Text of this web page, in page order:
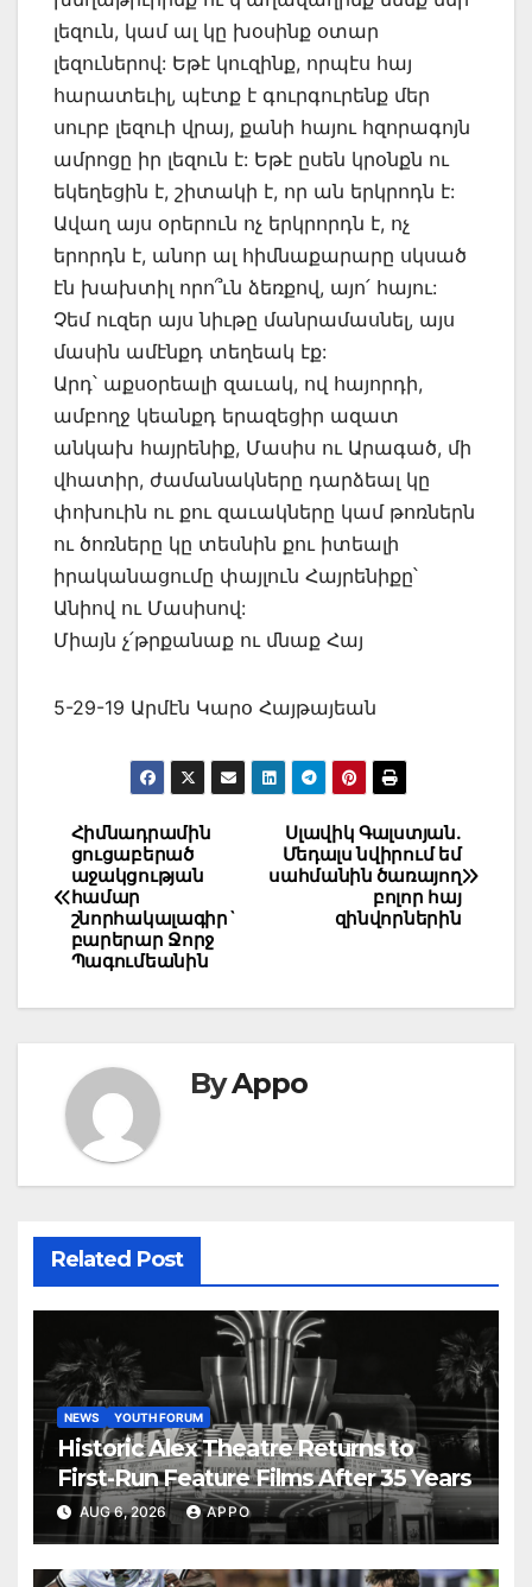
լեզուն, կամ ալ կը խօսինք օտար
լեզուներով: Եթէ կուզինք, որպէս հայ
հարատեւիլ, պէտք է գուրգուրենք մեր
սուրբ լեզուի վրայ, քանի հայու հզորագոյն
ամրոցը իր լեզուն է: Եթէ ըսեն կրօնքն ու
եկեղեցին է, շիտակի է, որ ան երկրոդն է:
Ավաղ այս օրերուն ոչ երկրորդն է, ոչ
երորդն է, անոր ալ հիմնաքարարը սկսած
էն խախտիլ որո՞ւն ձեռքով, այո՛ հայու:
Չեմ ուզեր այս նիւթը մանրամասնել, այս
մասին ամէնքդ տեղեակ էք:
Արդ՝ աքսօրեալի զաւակ, ով հայորդի,
ամբողջ կեանքդ երազեցիր ազատ
անկախ հայրենիք, Մասիս ու Արագած, մի
վհատիր, ժամանակները դարձեալ կը
փոխուին ու քու զաւակները կամ թոռներն
ու ծոռները կը տեսնին քու իտեալի
իրականացումը փայլուն Հայրենիքը՝
Անիով ու Մասիսով:
Միայն չ՛թրքանաք ու մնաք Հայ
5-29-19 Արմէն Կարօ Հայթայեան
Post
navigation
Սլավիկ Գալստյան․
Մեդալս նվիրում եմ
սահմանին ծառայող
բոլոր հայ
զինվորներին
Հիմնադրամին
ցուցաբերած
աջակցության
համար
շնորհակալագիր`
բարերար Ջորջ
Պագումեանին
ByAppo
Related Post
NEWS YOUTH FORUM
Historic Alex Theatre Returns to
First-Run Feature Films After 35 Years
AUG 6, 2026 APPO